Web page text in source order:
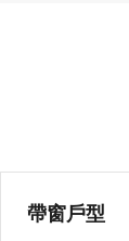
帶窗戶型